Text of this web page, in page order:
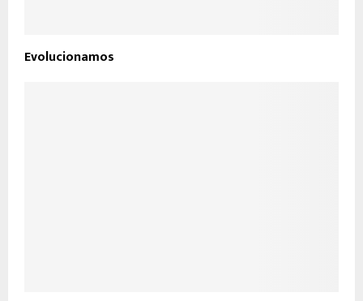
Evolucionamos